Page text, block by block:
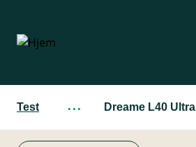
hovedindhold
Test ··· Dreame L40 Ultra